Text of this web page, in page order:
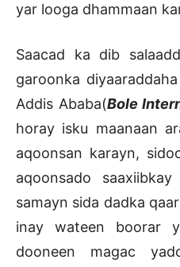
yar looga dhammaan
Saacad ka dib
garoonka diyaaraddaha
Addis Ababa(Bole
horay isku maanaan
aqoonsan karayn,
aqoonsado
samayn sida dadka
inay wateen boorar
dooneen magac